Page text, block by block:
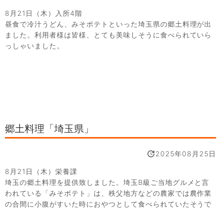
8月21日（木）入所4階
昼食で冷汁うどん、みそポテトといった埼玉県の郷土料理が出
ました。利用者様は皆様、とても美味しそうに食べられていら
っしゃいました。
郷土料理「埼玉県」
2025年08月25日
8月21日（木）栄養課
埼玉の郷土料理を提供致しました。埼玉B級ご当地グルメと言
われている「みそポテト」は、秩父地方などの農家では農作業
の合間に小腹がすいた時におやつとして食べられていたそうで